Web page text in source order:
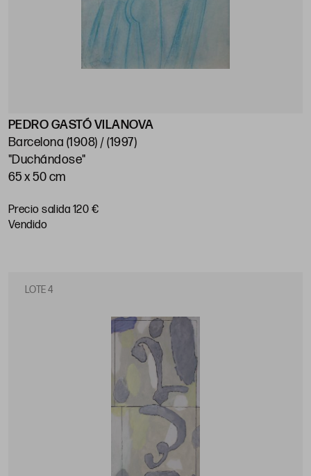
PEDRO GASTÓ VILANOVA
Barcelona (1908) / (1997)
"Duchándose"
65 x 50 cm
Precio salida 120 €
vendido
LOTE 4